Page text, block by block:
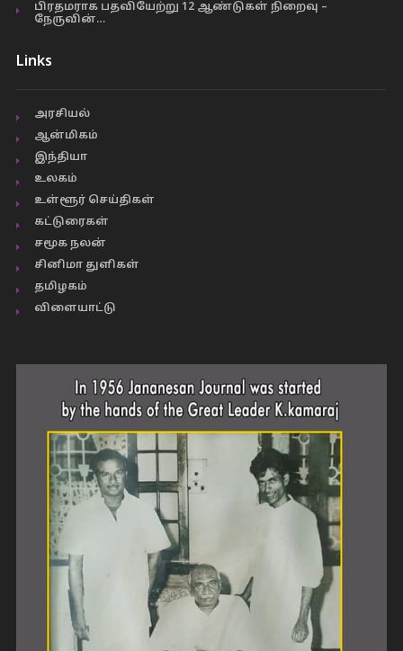
பிரதமராக பதவியேற்று 12 ஆண்டுகள் நிறைவு –
நேருவின்…
Links
அரசியல்
ஆன்மிகம்
இந்தியா
உலகம்
உள்ளூர் செய்திகள்
கட்டுரைகள்
சமூக நலன்
சினிமா துளிகள்
தமிழகம்
விளையாட்டு